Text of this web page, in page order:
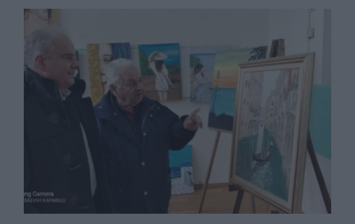
c
e
b
o
o
o
n
l α
σ
τε
ίτ